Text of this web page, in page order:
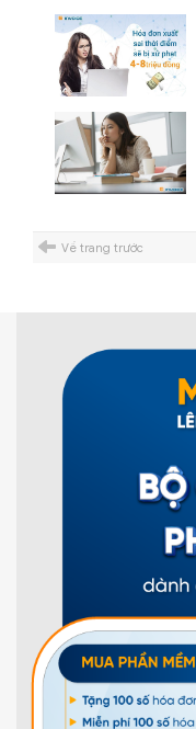
Về trang trước